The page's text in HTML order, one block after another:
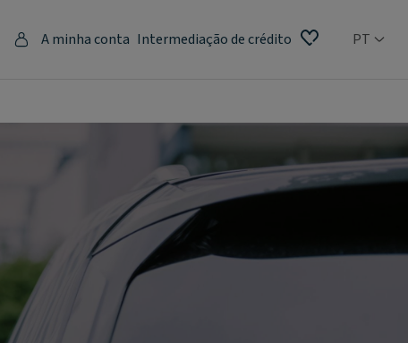
A minha conta Intermediação de crédito PT